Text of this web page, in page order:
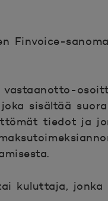
Finvoice-
sisältää
tiedot ja
kuluttaja, jonka